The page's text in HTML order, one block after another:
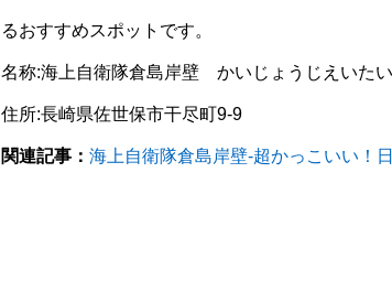
るおすすめスポットです。
名称:海上自衛隊倉島岸壁 かいじょうじえいた
住所:長崎県佐世保市干尽町9-9
関連記事： 海上自衛隊倉島岸壁-超かっこいい！